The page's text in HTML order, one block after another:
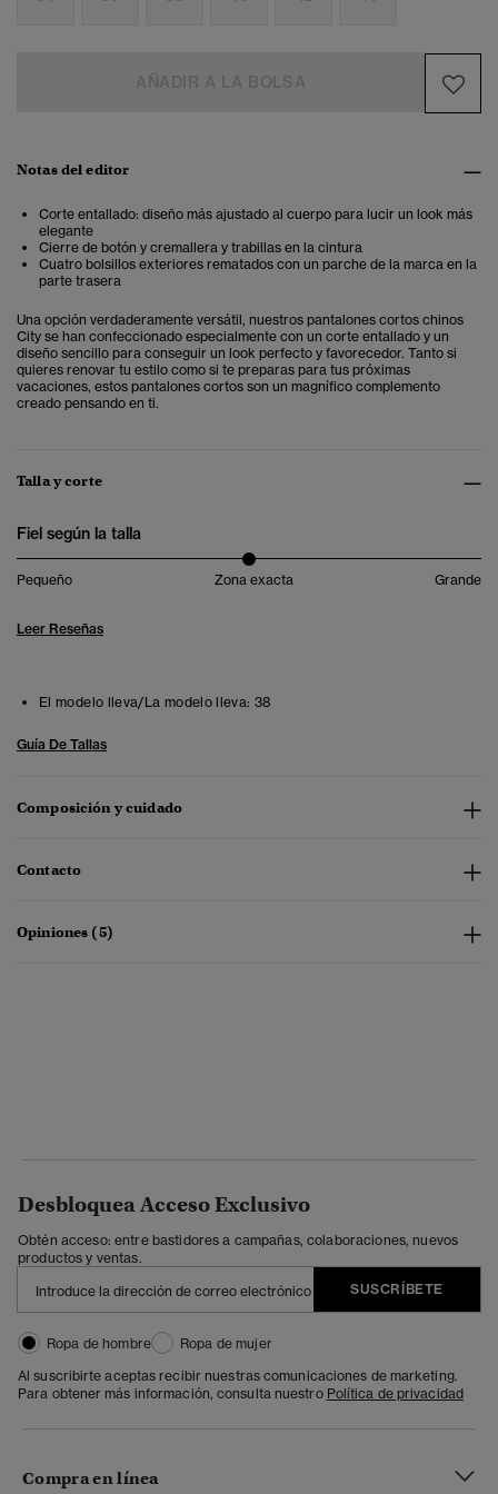
Notas del editor
Corte entallado: diseño más ajustado al cuerpo para lucir un look más
elegante
Cierre de botón y cremallera y trabillas en la cintura
Cuatro bolsillos exteriores rematados con un parche de la marca en la
parte trasera
Una opción verdaderamente versátil, nuestros pantalones cortos chinos
City se han confeccionado especialmente con un corte entallado y un
diseño sencillo para conseguir un look perfecto y favorecedor. Tanto si
quieres renovar tu estilo como si te preparas para tus próximas
vacaciones, estos pantalones cortos son un magnífico complemento
creado pensando en ti.
Talla y corte
Fiel según la talla
Pequeño Zona exacta Grande
Leer Reseñas
El modelo lleva/La modelo lleva: 38
Guía De Tallas
Composición y cuidado
Contacto
Opiniones (5)
Desbloquea Acceso Exclusivo
Obtén acceso: entre bastidores a campañas, colaboraciones, nuevos
productos y ventas.
SUSCRÍBETE
Ropa de hombre
Ropa de mujer
Al suscribirte aceptas recibir nuestras comunicaciones de marketing.
Para obtener más información, consulta nuestro Política de privacidad
Compra en línea